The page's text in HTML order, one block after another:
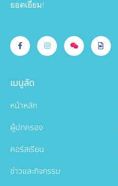
ยอดเยี่ยม!
เมนูลัด
หน้าหลัก
ผู้ปกครอง
คอร์สเรียน
ข่าวและกิจกรรม